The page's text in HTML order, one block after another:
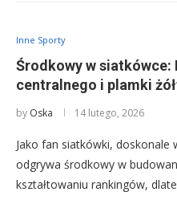
Inne Sporty
Środkowy w siatkówce:
centralnego i plamki
by Oska 14 lutego, 2026
Jako fan siatkówki, doskonale
odgrywa środkowy w
kształtowaniu rankingów,